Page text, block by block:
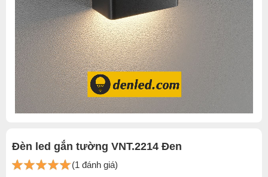
Đèn led gắn tường VNT.2214 Đen
(1 đánh giá)